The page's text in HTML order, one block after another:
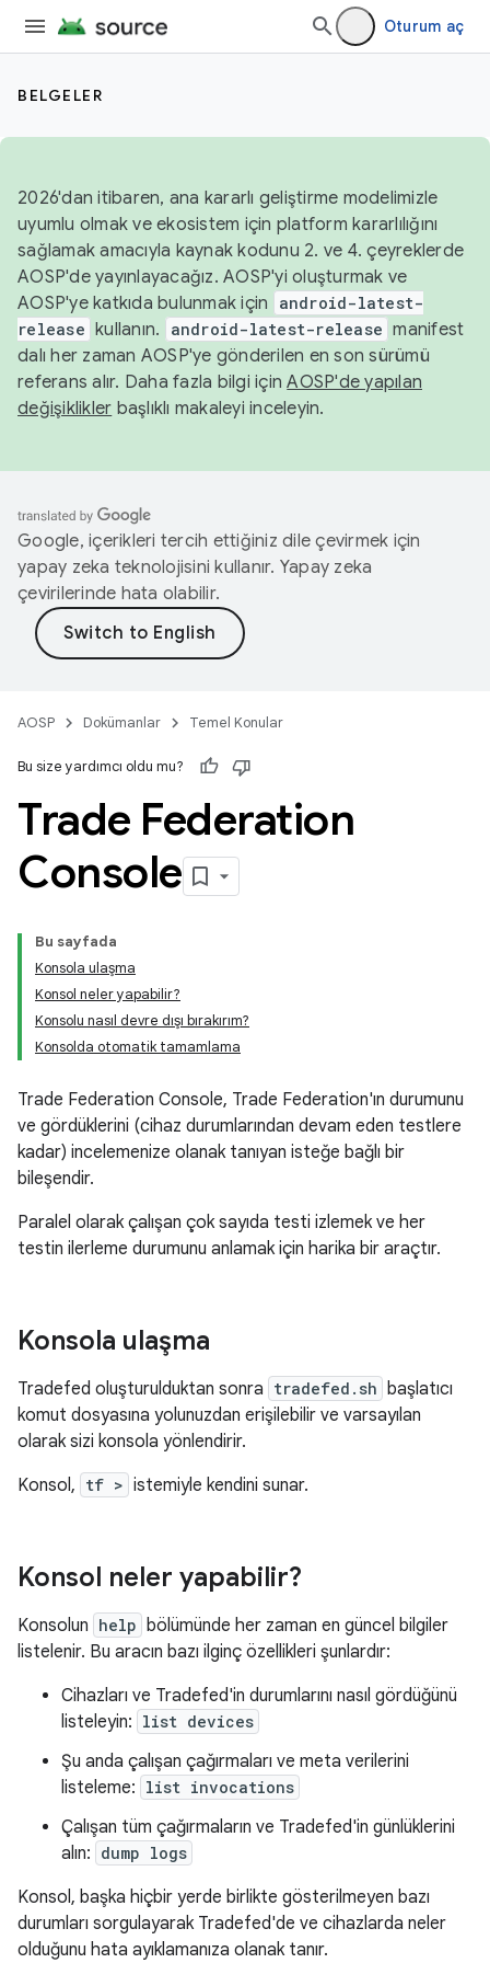
Oturum aç
BELGELER
2026'dan itibaren, ana kararlı geliştirme modelimizle
uyumlu olmak ve ekosistem için platform kararlılığını
sağlamak amacıyla kaynak kodunu 2. ve 4. çeyreklerde
AOSP'de yayınlayacağız. AOSP'yi oluşturmak ve
AOSP'ye katkıda bulunmak için
android-latest-
release kullanın. android-latest-release manifest
dalı her zaman AOSP'ye gönderilen en son sürümü
referans alır. Daha fazla bilgi içinAOSP'de yapılan
değişiklikler başlıklı makaleyi inceleyin.
Google, içerikleri tercih ettiğiniz dile çevirmek için
yapay zeka teknolojisini kullanır. Yapay zeka
çevirilerinde hata olabilir.
AOSP Dokümanlar Temel Konular
Bu size yardımcı oldu mu?
Trade Federation
Console
Bu sayfada
Konsola ulaşma
Konsol neler yapabilir?
Konsolu nasıl devre dışı bırakırım?
Konsolda otomatik tamamlama
Trade Federation Console, Trade Federation'ın durumunu
ve gördüklerini (cihaz durumlarından devam eden testlere
kadar) incelemenize olanak tanıyan isteğe bağlı bir
bileşendir.
Paralel olarak çalışan çok sayıda testi izlemek ve her
testin ilerleme durumunu anlamak için harika bir araçtır.
Konsola ulaşma
Tradefed oluşturulduktan sonra tradefed.sh başlatıcı
komut dosyasına yolunuzdan erişilebilir ve varsayılan
olarak sizi konsola yönlendirir.
Konsol, tf > istemiyle kendini sunar.
Konsol neler yapabilir?
Konsolun help bölümünde her zaman en güncel bilgiler
listelenir. Bu aracın bazı ilginç özellikleri şunlardır:
Cihazları ve Tradefed'in durumlarını nasıl gördüğünü
listeleyin: list devices
Şu anda çalışan çağırmaları ve meta verilerini
listeleme: list invocations
Çalışan tüm çağırmaların ve Tradefed'in günlüklerini
alın: dump logs
Konsol, başka hiçbir yerde birlikte gösterilmeyen bazı
durumları sorgulayarak Tradefed'de ve cihazlarda neler
olduğunu hata ayıklamanıza olanak tanır.